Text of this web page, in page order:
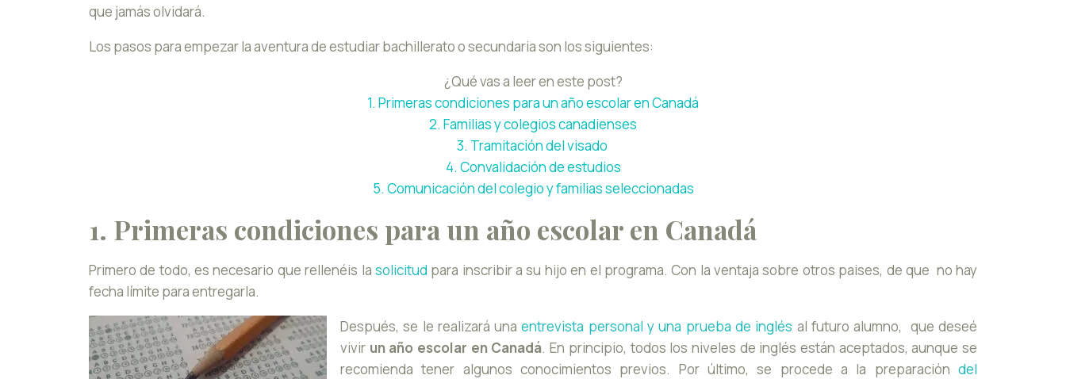
que jamás olvidará.
Los pasos para empezar la aventura de estudiar bachillerato o secundaria son los siguientes:
¿Qué vas a leer en este post?
1. Primeras condiciones para un año escolar en Canadá
2. Familias y colegios canadienses
3. Tramitación del visado
4. Convalidación de estudios
5. Comunicación del colegio y familias seleccionadas
1. Primeras condiciones para un año escolar en Canadá
Primero de todo, es necesario que rellenéis la solicitud para inscribir a su hijo en el programa. Con la ventaja sobre otros paises, de que no hay
fecha límite para entregarla.
Después, se le realizará unaentrevista personal y una prueba de inglés al futuro alumno, que deseé
vivir un año escolar en Canadá. En principio, todos los niveles de inglés están aceptados, aunque se
recomienda tener algunos conocimientos previos. Por último, se procede a la preparación del